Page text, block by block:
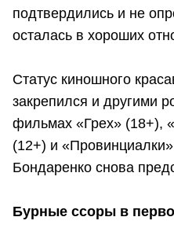
подтвердились и не
осталась в хороших
Статус киношного
закрепился и другими
фильмах «Грех» (18+),
(12+) и
Бондаренко снова
Бурные ссоры в